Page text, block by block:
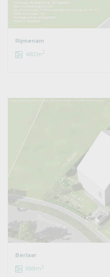
Rijmenam
482m2
Berlaar
699m2